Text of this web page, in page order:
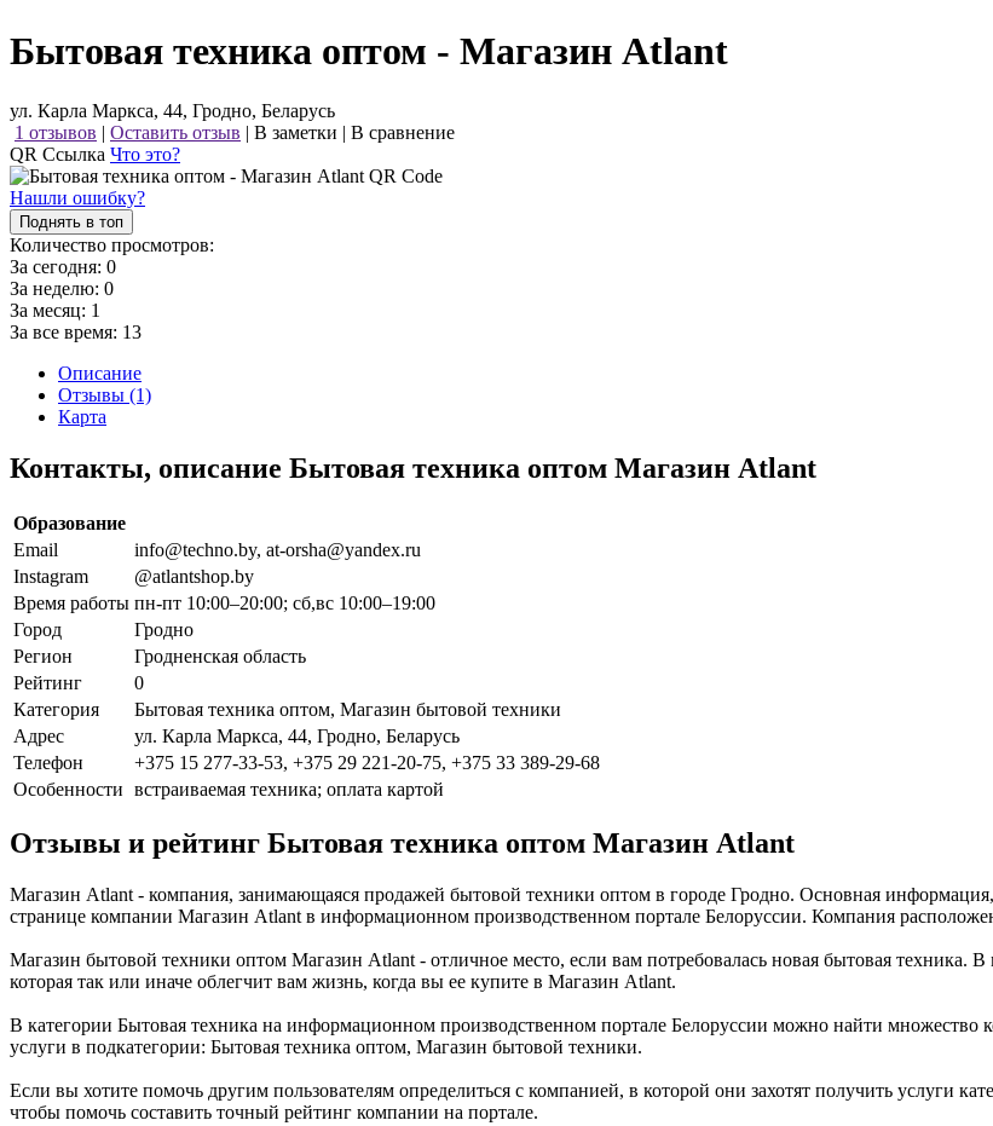
Бытовая техника оптом - Магазин Atlant
ул. Карла Маркса, 44, Гродно, Беларусь
1 отзывов | Оставить отзыв | В заметки | В сравнение
QR Ссылка Что это?
Нашли ошибку?
Поднять в топ
Количество просмотров:
За сегодня: 0
За неделю: 0
За месяц: 1
За все время: 13
Описание
Отзывы (1)
Карта
Контакты, описание Бытовая техника оптом Магазин Atlant
Образование
Email
info@techno.by, at-orsha@yandex.ru
Instagram
@atlantshop.by
Время работы пн-пт 10:00–20:00; сб,вс 10:00–19:00
Город
Гродно
Регион
Гродненская область
Рейтинг
0
Категория
Бытовая техника оптом, Магазин бытовой техники
Адрес
ул. Карла Маркса, 44, Гродно, Беларусь
Телефон
+375 15 277-33-53, +375 29 221-20-75, +375 33 389-29-68
Особенности встраиваемая техника; оплата картой
Отзывы и рейтинг Бытовая техника оптом Магазин Atlant
Магазин Atlant - компания, занимающаяся продажей бытовой техники оптом в городе Гродно. Основная
странице компании Магазин Atlant в информационном производственном портале Белоруссии. Компания
Магазин бытовой техники оптом Магазин Atlant - отличное место, если вам потребовалась новая бытовая техника.
которая так или иначе облегчит вам жизнь, когда вы ее купите в Магазин Atlant.
В категории Бытовая техника на информационном производственном портале Белоруссии можно найти множество
услуги в подкатегории: Бытовая техника оптом, Магазин бытовой техники.
Если вы хотите помочь другим пользователям определиться с компанией, в которой они захотят получить услуги
чтобы помочь составить точный рейтинг компании на портале.